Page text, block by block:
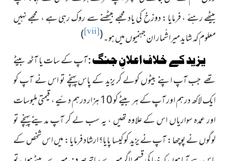
بیٹھے رہئے ، فرمایا : دوزخ کی یاد مجھے بیٹھنے سے روک رہی ہے ، مجھے نہیں
معلوم کہ شاید میرا شُمار ان جہنمیوں میں ہو۔(
[vii]
)
یزید کے خلاف اعلانِ جنگ :آپ کے سات یا آٹھ بیٹے
تھے جب آپ اپنے بیٹوں کولے کر یزید کے پاس پہنچے تو اس نے آپ کو
ایک لاکھ درہم اور آپ کے ہر بیٹے کو 10 ہزار درہم دئیے ، قیمتی ملبوسات
اور عمدہ سواریاں اس کے علاوہ تھیں ، یہ سب لے کر آپ مدینے پہنچے تو
لوگوں نے پوچھا : آپ نے یزید کو کیسا پایا؟ارشاد فرمایا : میں اس شخص کے